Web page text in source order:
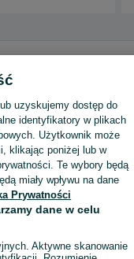
Wyświetlenia:
Wyślij wiadomość
uzyskujemy dostęp do
identyfikatory w plikach
Użytkownik może
klikając poniżej lub w
Te wybory będą
miały wpływu na dane
Prywatności
dane w celu
Aktywne skanowanie